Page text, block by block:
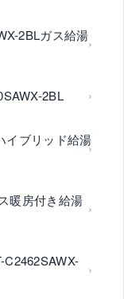
2BLガス給湯
2BL
イブリッド給湯
暖房付き給湯